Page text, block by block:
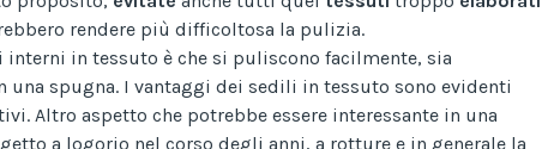
rendere più difficoltosa la pulizia.
in tessuto è che si puliscono facilmente, sia
una spugna. I vantaggi dei sedili in tessuto sono evidenti
Altro aspetto che potrebbe essere interessante in una
a logorio nel corso degli anni, a rotture e in generale la